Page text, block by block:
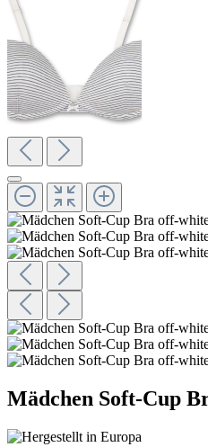
Mädchen Soft-Cup